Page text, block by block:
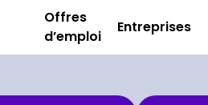
Offres
d’emploi
Entreprises